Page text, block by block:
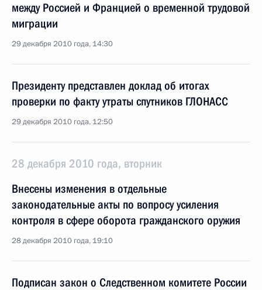
между Россией и Францией о временной трудовой
миграции
29 декабря 2010 года, 14:30
Президенту представлен доклад об итогах
проверки по факту утраты спутников ГЛОНАСС
29 декабря 2010 года, 12:50
28 декабря 2010 года, вторник
Внесены изменения в отдельные
законодательные акты по вопросу усиления
контроля в сфере оборота гражданского оружия
28 декабря 2010 года, 19:10
Подписан закон о Следственном комитете России